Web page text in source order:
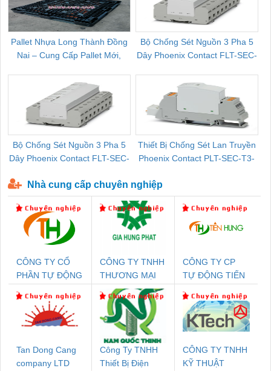
Pallet Nhựa Long Thành Đồng
Nai – Cung Cấp Pallet Mới,
Bộ Chống Sét Nguồn 3 Pha 5
Dây Phoenix Contact FLT-SEC-
Bộ Chống Sét Nguồn 3 Pha 5
Dây Phoenix Contact FLT-SEC-
Thiết Bị Chống Sét Lan Truyền
Phoenix Contact PLT-SEC-T3-
Nhà cung cấp chuyên nghiệp
CÔNG TY CỔ
PHẦN TỰ ĐỘNG
CÔNG TY TNHH
THƯƠNG MẠI
DỊCH VỤ KỸ
THUẬT ĐIỆN CƠ
GIA HƯNG
PHÁT
CÔNG TY CP
TỰ ĐỘNG TIẾN
Tan Dong Cang
company LTD
Công Ty TNHH
Thiết Bị Điện
CÔNG TY TNHH
KỸ THUẬT